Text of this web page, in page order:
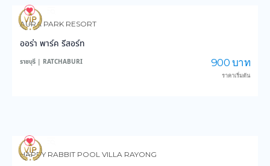
6
AURA PARK RESORT
ออร่า พาร์ค รีสอร์ท
ราชบุรี | RATCHABURI 900 บาท
ราคาเริ่มต้น
9
HAPPY RABBIT POOL VILLA RAYONG